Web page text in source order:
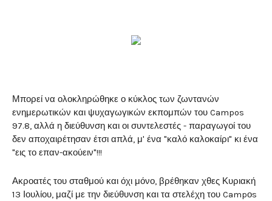
Μπορεί να ολοκληρώθηκε ο κύκλος των ζωντανών
ενημερωτικών και ψυχαγωγικών εκπομπών του Campos
97.8, αλλά η διεύθυνση και οι συντελεστές - παραγωγοί του
δεν αποχαιρέτησαν έτσι απλά, μ' ένα "καλό καλοκαίρι" κι ένα
"εις το επαν-ακούειν"!!!
Ακροατές του σταθμού και όχι μόνο, βρέθηκαν χθες Κυριακή
13 Ιουλίου, μαζί με την διεύθυνση και τα στελέχη του Campοs